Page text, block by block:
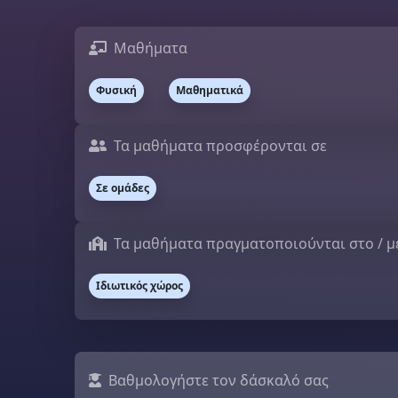
Μαθήματα
Φυσική Μαθηματικά
Τα μαθήματα προσφέρονται σε
Σε ομάδες
Τα μαθήματα πραγματοποιούνται στο /
Ιδιωτικός χώρος
Βαθμολογήστε τον δάσκαλό σας